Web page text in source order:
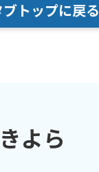
ブトップに戻る
よら